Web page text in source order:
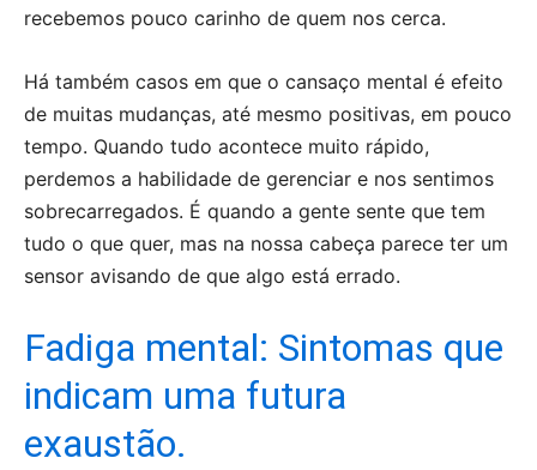
recebemos pouco carinho de quem nos cerca.
Há também casos em que o cansaço mental é efeito
de muitas mudanças, até mesmo positivas, em pouco
tempo. Quando tudo acontece muito rápido,
perdemos a habilidade de gerenciar e nos sentimos
sobrecarregados. É quando a gente sente que tem
tudo o que quer, mas na nossa cabeça parece ter um
sensor avisando de que algo está errado.
Fadiga mental: Sintomas que
indicam uma futura
exaustão.